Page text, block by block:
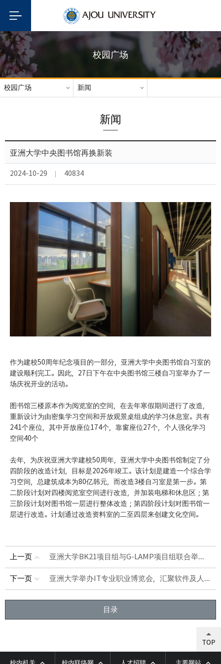
校园广场
校园广场 新闻
新闻
亚洲大学中央图书馆再换新装
2024-10-29 40834
作为建校50周年纪念项目的一部分，亚洲大学中央图书馆自习室的
建设顺利完工。因此，27日下午在中央图书馆三楼自习室举办了一
场庆祝开业的活动。
图书馆三楼原本作为阅览室的空间，在去年寒假期间进行了改造，
重新设计为由密集学习空间和开放观景桌组成的学习休息室。共有
241个座位，其中开放座位174个，靠窗座位27个，个人强化学习
空间40个
去年，为庆祝亚洲大学建校50周年，亚洲大学中央图书馆制定了分
四阶段的改造计划，目标是2026年竣工。该计划是建造一个综合学
习空间，总建筑成本为80亿韩元，而改造3楼自习室是第一步。第
二阶段计划对四楼阅览室空间进行改造，并加装电梯和休息区；第
三阶段计划对图书馆一层进行整体改造；第四阶段计划对图书馆一
层进行改造。计划通过改造资料室的二至四层来创建文化空间。
上一页 亚洲大学BK21项目组与G-LAMP项目组联合举办 “优秀研究及协同·融合研究成果传播研讨会”
下一页 亚洲大学举办IT专业职业博览会，汇聚软件及人工智能领域人才
目录
TOP